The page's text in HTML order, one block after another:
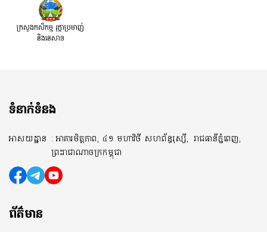
ក្រសួងកសិកម្ម រុក្ខាប្រមាញ់
និងនេសាទ
ទំនាក់ទំនង
អាសយដ្ឋាន : អាគារមិត្តភាព, ៤១ មហាវិថី សហព័ន្ធរុស្សី, រាជធានីភ្នំពេញ,
ព្រះរាជាណាចក្រកម្ពុជា
ព័ត៌មាន